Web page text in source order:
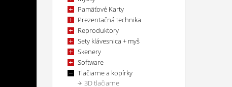
Pamäťové Karty
Prezentačná technika
Reproduktory
Sety klávesnica + myš
Skenery
Software
Tlačiarne a kopírky
3D tlačiarne